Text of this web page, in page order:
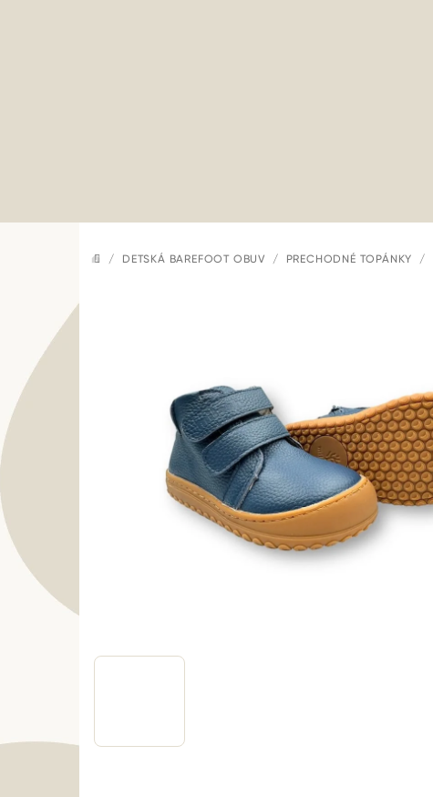
DOMOV
/ DETSKÁ BAREFOOT OBUV / PRECHODNÉ TOPÁNKY /